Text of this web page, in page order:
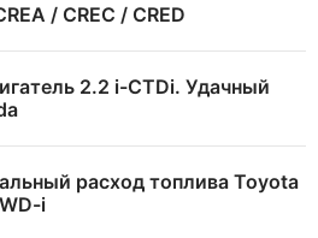
/ CREC / CRED
2.2 i-CTDi. Удачный
расход топлива Toyota
i